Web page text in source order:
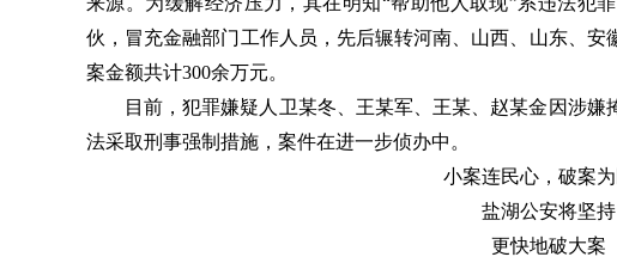
伙，冒充金融部门工作人员，先后辗转河南、山西、山东、
案金额共计300余万元。
目前，犯罪嫌疑人卫某冬、王某军、王某、赵某金因涉
法采取刑事强制措施，案件在进一步侦办中。
小案连民心，破案
盐湖公安将坚持
更快地破大案